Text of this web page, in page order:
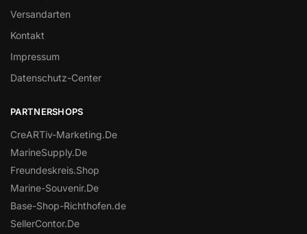
Versandarten
Kontakt
Impressum
Datenschutz-Center
PARTNERSHOPS
CreARTiv-Marketing.De
MarineSupply.De
Freundeskreis.Shop
Marine-Souvenir.De
Base-Shop-Richthofen.de
SellerContor.De